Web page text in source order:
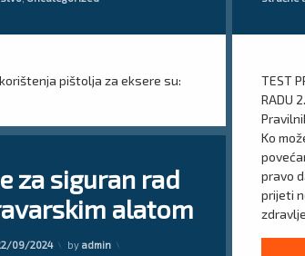
pištolja za eksere su:
TEST
RADU
Ko
pravo
prijeti
test ZNR
za siguran rad
alatom
09/2024 by admin
radu bravari
rad
on Upute za siguran rad sa bravarskim alatom